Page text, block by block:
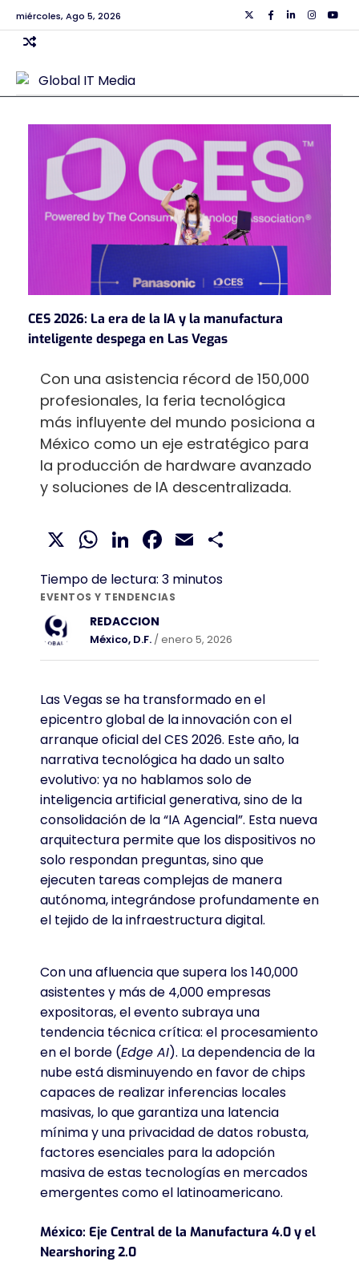
to
content
miércoles, Ago 5, 2026 TwiiterFacebook
Linkedin
CES 2026: La era de la IA y la manufactura
inteligente despega en Las Vegas
X WhatsApp
LinkedIn
Facebook
Email
Tiempo de lectura: 3 minutos
EVENTOS Y TENDENCIAS
Con una asistencia récord de 150,000
profesionales, la feria tecnológica
más influyente del mundo posiciona a
México como un eje estratégico para
la producción de hardware avanzado
y soluciones de IA descentralizada.
REDACCION
México, D.F. / enero 5, 2026
Las Vegas se ha transformado en el
epicentro global de la innovación con el
arranque oficial del CES 2026. Este año, la
narrativa tecnológica ha dado un salto
evolutivo: ya no hablamos solo de
inteligencia artificial generativa, sino de la
consolidación de la “IA Agencial”. Esta nueva
arquitectura permite que los dispositivos no
solo respondan preguntas, sino que
ejecuten tareas complejas de manera
autónoma, integrándose profundamente en
el tejido de la infraestructura digital.
Con una afluencia que supera los 140,000
asistentes y más de 4,000 empresas
expositoras, el evento subraya una
tendencia técnica crítica: el procesamiento
en el borde (Edge AI). La dependencia de la
nube está disminuyendo en favor de chips
capaces de realizar inferencias locales
masivas, lo que garantiza una latencia
mínima y una privacidad de datos robusta,
factores esenciales para la adopción
masiva de estas tecnologías en mercados
emergentes como el latinoamericano.
México: Eje Central de la Manufactura 4.0 y el
Nearshoring 2.0